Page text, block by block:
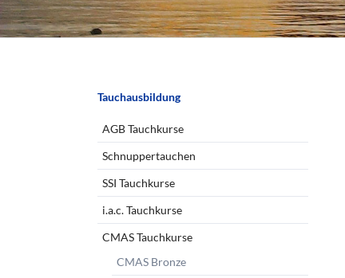
Navigation
Tauchausbildung
AGB Tauchkurse
Schnuppertauchen
SSI Tauchkurse
i.a.c. Tauchkurse
CMAS Tauchkurse
CMAS Bronze